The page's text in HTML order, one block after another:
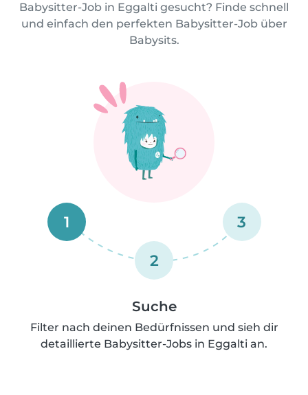
Babysitter-Job in Eggalti gesucht? Finde schnell
und einfach den perfekten Babysitter-Job über
Babysits.
1
2
3
Suche
Filter nach deinen Bedürfnissen und sieh dir
detaillierte Babysitter-Jobs in Eggalti an.